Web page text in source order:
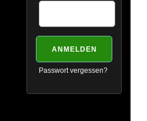
Passwort vergessen?